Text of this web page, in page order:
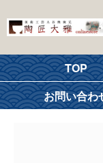
TOP
お問い合わ